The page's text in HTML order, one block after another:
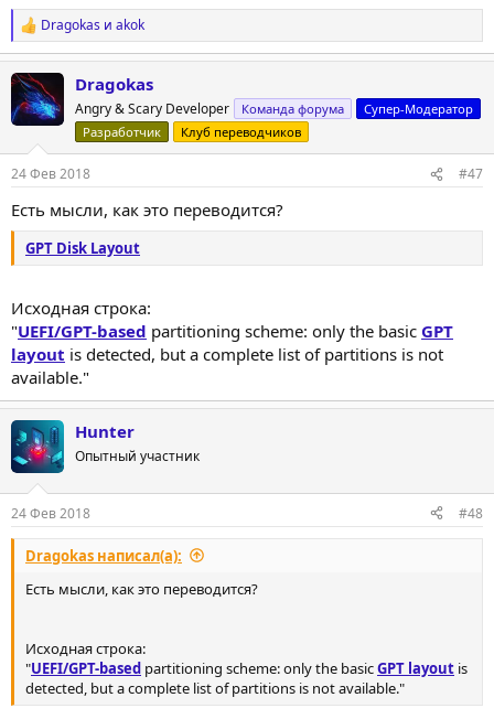
Р
е
к
ц
:
Dragokas и akok
Dragokas
Angry & Scary Developer Команда форума
Супер-Модератор
Разработчик
Клуб переводчиков
24 Фев 2018 #47
Есть мысли, как это переводится?
GPT Disk Layout
Исходная строка:
"UEFI/GPT-based partitioning scheme: only the basic GPT
layout is detected, but a complete list of partitions is not
available."
Hunter
Опытный участник
24 Фев 2018 #48
Dragokas написал(а):
Есть мысли, как это переводится?
Исходная строка:
"UEFI/GPT-based partitioning scheme: only the basicGPT layout is
detected, but a complete list of partitions is not available."